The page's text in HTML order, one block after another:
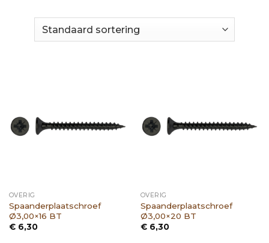
OVERIG
Spaanderplaatschroef
Ø3,00×16 BT
€6,30
OVERIG
Spaanderplaatschroef
Ø3,00×20 BT
€6,30